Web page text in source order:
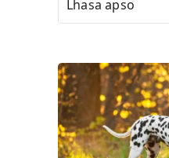
Lhasa apso